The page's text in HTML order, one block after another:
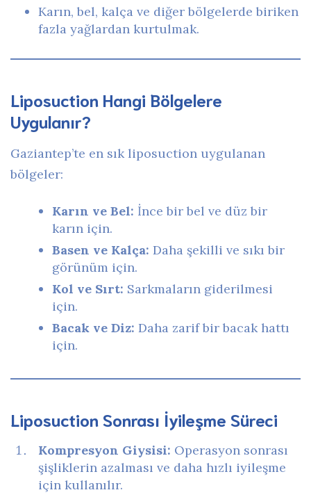
Karın, bel, kalça ve diğer bölgelerde biriken
fazla yağlardan kurtulmak.
Liposuction Hangi Bölgelere
Uygulanır?
Gaziantep’te en sık liposuction uygulanan
bölgeler:
Karın ve Bel: İnce bir bel ve düz bir
karın için.
Basen ve Kalça: Daha şekilli ve sıkı bir
görünüm için.
Kol ve Sırt: Sarkmaların giderilmesi
için.
Bacak ve Diz: Daha zarif bir bacak hattı
için.
Liposuction Sonrası İyileşme Süreci
Kompresyon Giysisi: Operasyon sonrası
şişliklerin azalması ve daha hızlı iyileşme
için kullanılır.